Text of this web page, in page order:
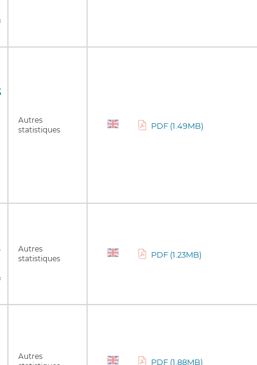
Autres
statistiques
PDF (1.49MB)
Autres
statistiques
PDF (1.23MB)
Autres
PDF (1.88MB)